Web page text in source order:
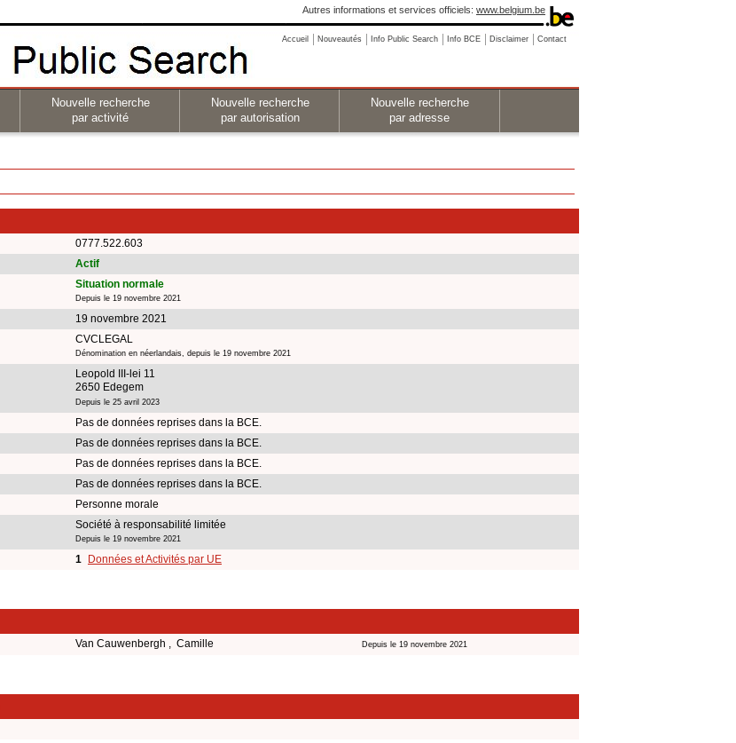
Autres informations et services officiels: www.belgium.be
Accueil Nouveautés Info Public Search Info BCE Disclaimer Contact
Nouvelle recherche
par activité
Nouvelle recherche
par autorisation
Nouvelle recherche
par adresse
0777.522.603
Actif
Situation normale
Depuis le 19 novembre 2021
19 novembre 2021
CVCLEGAL
Dénomination en néerlandais, depuis le 19 novembre 2021
Leopold III-lei 11
2650 Edegem
Depuis le 25 avril 2023
Pas de données reprises dans la BCE.
Pas de données reprises dans la BCE.
Pas de données reprises dans la BCE.
Pas de données reprises dans la BCE.
Personne morale
Société à responsabilité limitée
Depuis le 19 novembre 2021
1 Données et Activités par UE
Van Cauwenbergh , Camille Depuis le 19 novembre 2021